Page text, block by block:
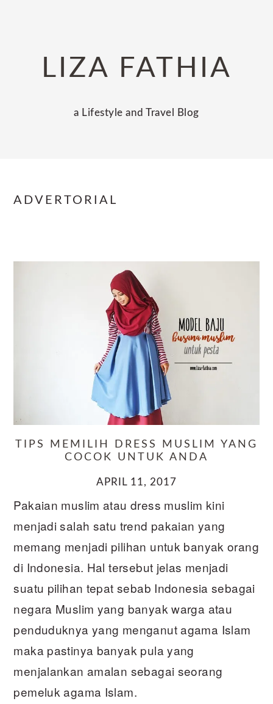
navigationLIZA FATHIA
a Lifestyle and Travel Blog
ADVERTORIAL
TIPS MEMILIH DRESS MUSLIM YANG
COCOK UNTUK ANDA
APRIL 11, 2017
Pakaian muslim atau dress muslim kini
menjadi salah satu trend pakaian yang
memang menjadi pilihan untuk banyak orang
di Indonesia. Hal tersebut jelas menjadi
suatu pilihan tepat sebab Indonesia sebagai
negara Muslim yang banyak warga atau
penduduknya yang menganut agama Islam
maka pastinya banyak pula yang
menjalankan amalan sebagai seorang
pemeluk agama Islam.